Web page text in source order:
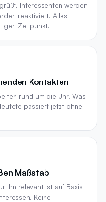
Interessenten werden
reaktiviert. Alles
Zeitpunkt.
Kontakten
rund um die Uhr. Was
passiert jetzt ohne
Maßstab
ihn relevant ist auf Basis
Keine